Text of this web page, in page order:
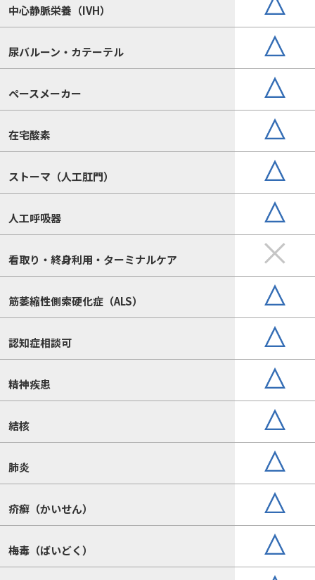
中心静脈栄養（IVH）
尿バルーン・カテーテル
ペースメーカー
在宅酸素
ストーマ（人工肛門）
人工呼吸器
看取り・終身利用・ターミナルケア
筋萎縮性側索硬化症（ALS）
認知症相談可
精神疾患
結核
肺炎
疥癬（かいせん）
梅毒（ばいどく）